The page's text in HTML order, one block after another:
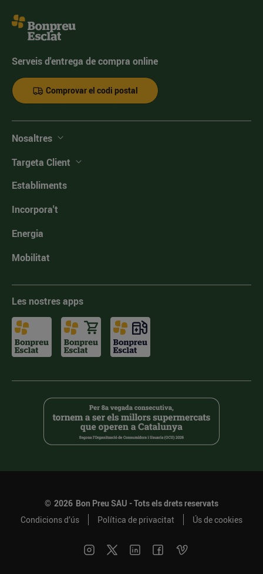
Serveis d'entrega de compra online
Comprovar el codi postal
Nosaltres
Targeta Client
Establiments
Incorpora't
Energia
Mobilitat
Les nostres apps
© 2026 Bon Preu SAU - Tots els drets reservats
Condicions d’ús
Política de privacitat Ús de cookies